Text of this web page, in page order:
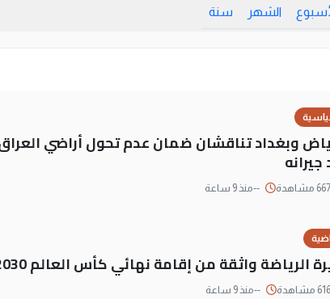
الشهر سنة
وبغداد تناقشان ضمان عدم تحول أراضي
--منذ 9 ساعة
الرياضة واثقة من إقامة نهائي كأس العالم 2030 في إسبانيا
--منذ 9 ساعة